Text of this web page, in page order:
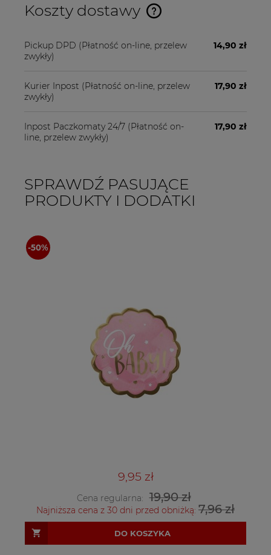
Koszty dostawy
Cena nie zawiera ewentualnych kosztów płatności
Pickup DPD (Płatność on-line, przelew
zwykły)
14,90 zł
Kurier Inpost (Płatność on-line, przelew
zwykły)
17,90 zł
Inpost Paczkomaty 24/7 (Płatność on-
line, przelew zwykły)
17,90 zł
SPRAWDŹ PASUJĄCE
PRODUKTY I DODATKI
9,95 zł
Cena regularna: 19,90 zł
Najniższa cena z 30 dni przed obniżką: 7,96 zł
DO KOSZYKA